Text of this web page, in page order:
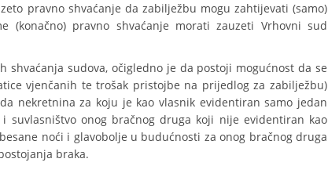
pravno shvaćanje da zabilježbu mogu zahtijevati (samo)
pravno shvaćanje morati zauzeti Vrhovni sud
shvaćanja sudova, očigledno je da postoji mogućnost da se
vjenčanih te trošak pristojbe na prijedlog za zabilježbu)
nekretnina za koju je kao vlasnik evidentiran samo jedan
onog bračnog druga koji nije evidentiran kao
noći i glavobolje u budućnosti za onog bračnog druga
braka.